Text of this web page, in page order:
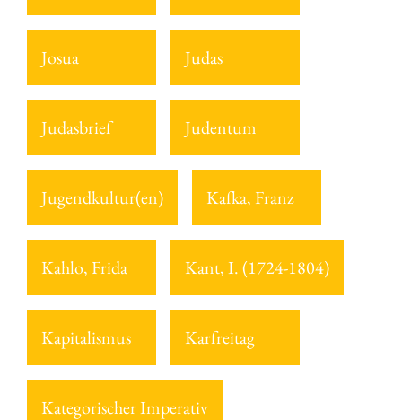
Josua Judas
Judasbrief Judentum
Jugendkultur(en) Kafka, Franz
Kahlo, Frida Kant, I. (1724-1804)
Kapitalismus Karfreitag
Kategorischer Imperativ